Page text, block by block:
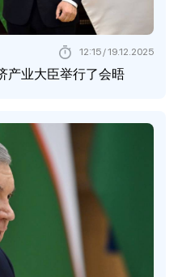
产业大臣举行了会晤
12:15 / 19.12.2025